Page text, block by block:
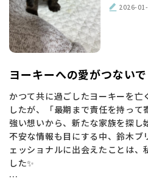
【BreederFamiliesへ】
次の子を迎えるにあたって色々な
報が多すぎて何が正しいのか判断
特にコロナ禍を経て状況が変わり
にする中で、何を信じればいいの
が、BFさんはそんな不安を解消し
・情報の透明性： サイト内で取
読み込めたので、鈴木さんの活
かり、安心してご連絡できました
れ」したのも、BFさんで発掘で
・信頼の架け橋： 審査をクリアし
紹介してくれる仕組みは、私のよ
2026-
ヨーキーへの愛がつない
かつて共に過ごしたヨーキーを亡
したが、「最期まで責任を持っ
強い想いから、新たな家族を探し
不安な情報も目にする中、鈴木ブ
ェッショナルに出会えたことは
した✨